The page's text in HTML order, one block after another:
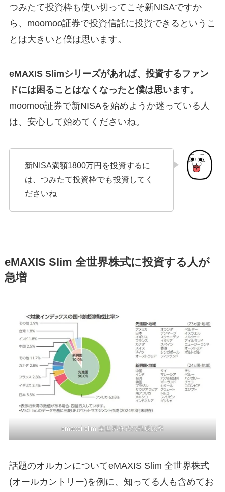
つみたて投資枠も使い切ってこそ新NISAですか
ら、moomoo証券で投資信託に投資できるというこ
とは大きいと僕は思います。
eMAXIS Slimシリーズがあれば、投資するファン
ドには困ることはなくなったと僕は思います。
moomoo証券で新NISAを始めようか迷っている人
は、安心して始めてくださいね。
新NISA満額1800万円を投資するに
は、つみたて投資枠でも投資してく
ださいね
eMAXIS Slim 全世界株式に投資する人が
急増
emaxsi slim 全世界株式の構成比率
話題のオルカンについてeMAXIS Slim 全世界株式
(オールカントリー)を例に、知ってる人も含めてお